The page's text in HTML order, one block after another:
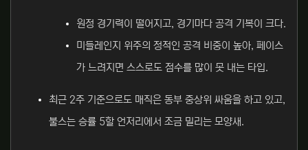
원정 경기력이 떨어지고, 경기마다 공격 기복이 크다.
미들레인지 위주의 정적인 공격 비중이 높아, 페이스
가 느려지면 스스로도 점수를 많이 못 내는 타입.
최근 2주 기준으로도 매직은 동부 중상위 싸움을 하고 있고,
불스는 승률 5할 언저리에서 조금 밀리는 모양새.